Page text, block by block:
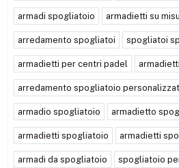
armadi spogliatoio armadietti su
arredamento spogliatoi spogliatoi
armadietti per centri padel
arredamento spogliatoio
armadio spogliatoio armadietto
armadietti spogliatoio armadietti
armadi da spogliatoio spogliatoio